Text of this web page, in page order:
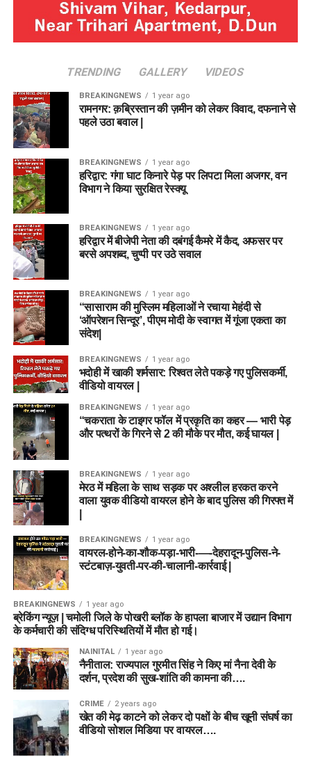
TRENDING GALLERY VIDEOS
BREAKINGNEWS 1 year ago
रामनगर: क़ब्रिस्तान की ज़मीन को लेकर विवाद, दफनाने से
पहले उठा बवाल |
BREAKINGNEWS 1 year ago
हरिद्वार: गंगा घाट किनारे पेड़ पर लिपटा मिला अजगर, वन
विभाग ने किया सुरक्षित रेस्क्यू
BREAKINGNEWS 1 year ago
हरिद्वार में बीजेपी नेता की दबंगई कैमरे में कैद, अफसर पर
बरसे अपशब्द, चुप्पी पर उठे सवाल
BREAKINGNEWS 1 year ago
“सासाराम की मुस्लिम महिलाओं ने रचाया मेहंदी से
‘ऑपरेशन सिन्दूर’, पीएम मोदी के स्वागत में गूंजा एकता का
संदेश|
BREAKINGNEWS 1 year ago
भदोही में खाकी शर्मसार: रिश्वत लेते पकड़े गए पुलिसकर्मी,
वीडियो वायरल |
BREAKINGNEWS 1 year ago
“चकराता के टाइगर फॉल में प्रकृति का कहर — भारी पेड़
और पत्थरों के गिरने से 2 की मौके पर मौत, कई घायल |
BREAKINGNEWS 1 year ago
मेरठ में महिला के साथ सड़क पर अश्लील हरकत करने
वाला युवक वीडियो वायरल होने के बाद पुलिस की गिरफ्त में
BREAKINGNEWS 1 year ago
वायरल-होने-का-शौक-पड़ा-भारी-—-देहरादून-पुलिस-ने-
स्टंटबाज़-युवती-पर-की-चालानी-कार्रवाई |
BREAKINGNEWS 1 year ago
ब्रेकिंग न्यूज़ | चमोली जिले के पोखरी ब्लॉक के हापला बाजार में उद्यान विभाग
के कर्मचारी की संदिग्ध परिस्थितियों में मौत हो गई।
NAINITAL 1 year ago
नैनीताल: राज्यपाल गुरमीत सिंह ने किए मां नैना देवी के
दर्शन, प्रदेश की सुख-शांति की कामना की….
CRIME 2 years ago
खेत की मेढ़ काटने को लेकर दो पक्षों के बीच खूनी संघर्ष का
वीडियो सोशल मिडिया पर वायरल….